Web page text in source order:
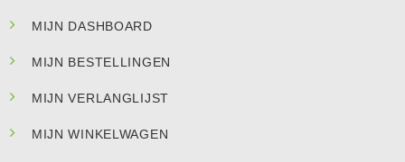
MIJN DASHBOARD
MIJN BESTELLINGEN
MIJN VERLANGLIJST
MIJN WINKELWAGEN